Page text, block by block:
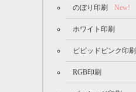
のぼり印刷 New!
ホワイト印刷
ビビッドピンク印刷
RGB印刷